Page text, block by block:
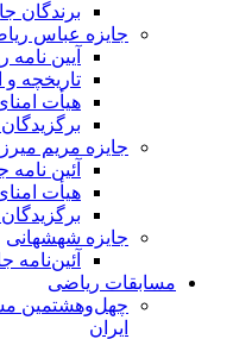
برندگان
جایزه عباس
آیین
تاریخچه و
هیأت
جایزه مریم
آئین
هیأت
جایزه شهشهانی
آئین‌نامه
مسابقات ریاضی
چهل‌و‌هشتمین
ایران